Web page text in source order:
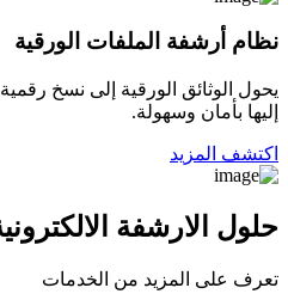
نظام أرشفة الملفات الورقية
يحول الوثائق الورقية إلى نسخ
إليها بأمان وسهولة.
اكتشف المزيد
حلول الارشفة
تعرف على المزيد من الخدمات